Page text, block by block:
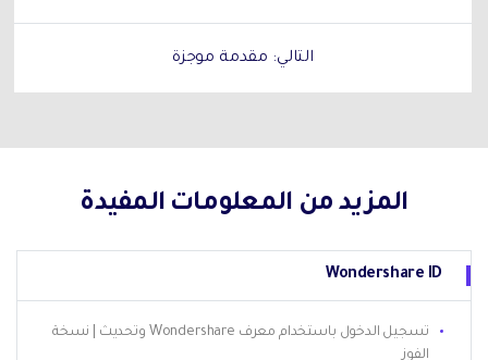
التالي: مقدمة موجزة
المزيد من المعلومات المفيدة
Wondershare ID
تسجيل الدخول باستخدام معرف Wondershare وتحديث | نسخة
الفوز